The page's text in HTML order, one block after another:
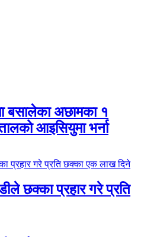
बसालेका अछामका १
आइसियुमा भर्ना
छक्का प्रहार गरे प्रति